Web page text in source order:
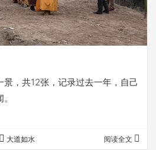
，共12张，记录过去一年，自己
的所见所闻。
大道如水 阅读全文